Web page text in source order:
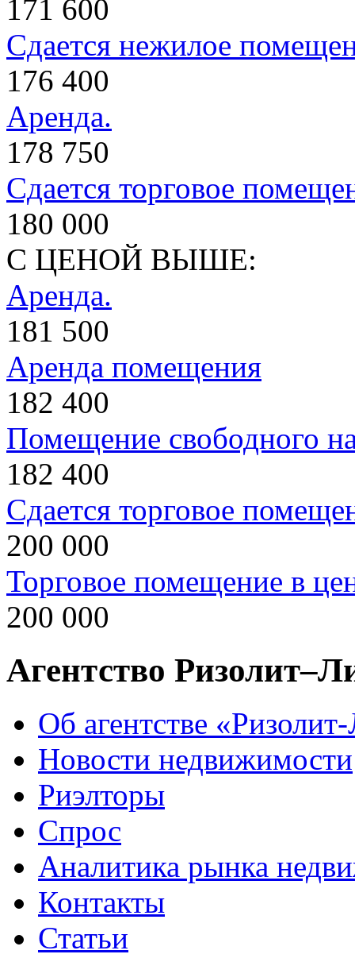
171 600
Сдается нежилое
176 400
Аренда.
178 750
Сдается торговое
180 000
С ЦЕНОЙ ВЫШЕ:
Аренда.
181 500
Аренда помещения
182 400
Помещение свободного
182 400
Сдается торговое
200 000
Торговое помещение в
200 000
Агентство
Об агентстве
Новости недвижимости
Риэлторы
Спрос
Аналитика рынка
Контакты
Статьи